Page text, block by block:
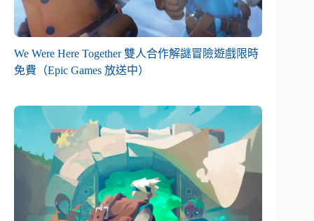
We Were Here Together 雙人合作解謎冒險遊戲限時
免費（Epic Games 放送中）